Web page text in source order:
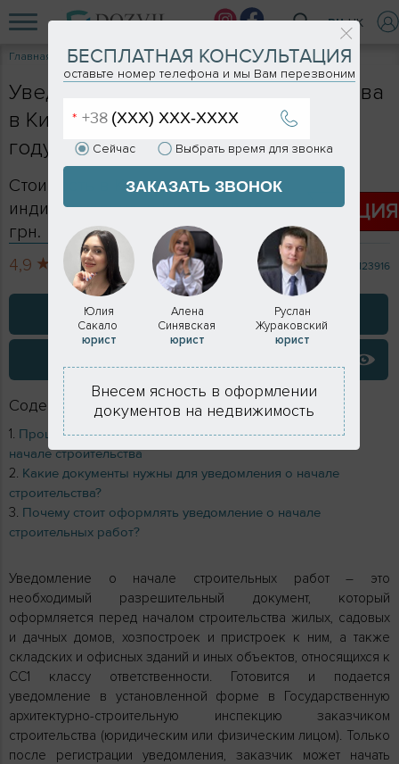
RU UK
Главная Услуги Уведомление о начале строительных работ
ЗАКАЗАТЬ КОНСУЛЬТАЦИЮ
Уведомление о начале строительства
в Киеве и Киевской области в 2026
году
Стоимость в Киеве - формируется
индивидуально, в Киевской обл - от 25 000
грн.
4,9
713 отзывов 123916
Содержание
Процедура, стоимость и сроки подачи уведомления о
начале строительства
Какие документы нужны для уведомления о начале
строительства?
Почему стоит оформлять уведомление о начале
строительных работ?
Уведомление о начале строительных работ – это
необходимый разрешительный документ, который
оформляется перед началом строительства жилых, садовых
и дачных домов, хозпостроек и пристроек к ним, а также
складских и офисных зданий и иных объектов, относящихся к
СС1 классу ответственности. Готовится и подается
уведомление в установленной форме в Государственную
архитектурно-строительную инспекцию заказчиком
строительства (юридическим или физическим лицом). Только
после регистрации уведомления, заказчик может начать
АКЦИЯ
БЕСПЛАТНАЯ КОНСУЛЬТАЦИЯ
оставьте номер телефона и мы Вам перезвоним
Сейчас Выбрать время для звонка
ЗАКАЗАТЬ ЗВОНОК
Юлия
Сакало
юрист
Алена
Синявская
юрист
Руслан
Жураковский
юрист
Внесем ясность в оформлении
документов на недвижимость